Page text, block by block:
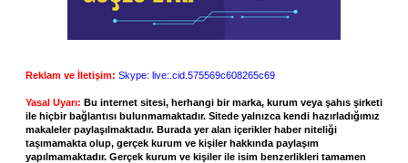
Reklam ve İletişim: Skype: live:.cid.575569c608265c69
Yasal Uyarı: Bu internet sitesi, herhangi bir marka, kurum veya şahıs şirketi
ile hiçbir bağlantısı bulunmamaktadır. Sitede yalnızca kendi hazırladığımız
makaleler paylaşılmaktadır. Burada yer alan içerikler haber niteliği
taşımamakta olup, gerçek kurum ve kişiler hakkında paylaşım
yapılmamaktadır. Gerçek kurum ve kişiler ile isim benzerlikleri tamamen